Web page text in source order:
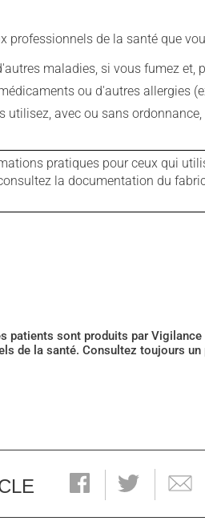
professionnels de la santé que
maladies, si vous fumez
ou d'autres allergies
utilisez, avec ou sans
pratiques pour ceux qui
la documentation du
sont produits par Vigilance
de la santé. Consultez toujours